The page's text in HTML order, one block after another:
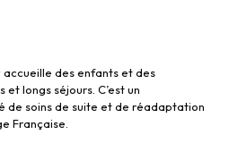
accueille des enfants et des
longs séjours. C’est un
de soins de suite et de réadaptation
Française.